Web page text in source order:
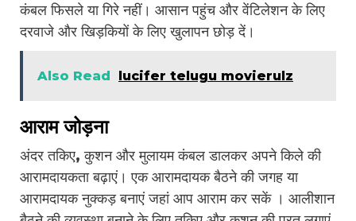
कंबल फिसले या गिरे नहीं। आसान पहुंच और वेंटिलेशन के लिए
दरवाजे और खिड़कियों के लिए खुलापन छोड़ दें।
Also Read lucifer telugu movierulz
आराम जोड़ना
अंदर तकिए, कुशन और मुलायम कंबल डालकर अपने किले की
आरामदायकता बढ़ाएं। एक आरामदायक बैठने की जगह या
आरामदायक नुक्कड़ बनाएं जहां आप आराम कर सकें । आलीशान